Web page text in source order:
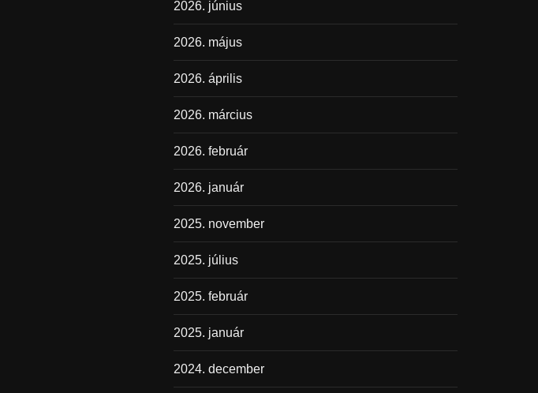
2026. június
2026. május
2026. április
2026. március
2026. február
2026. január
2025. november
2025. július
2025. február
2025. január
2024. december